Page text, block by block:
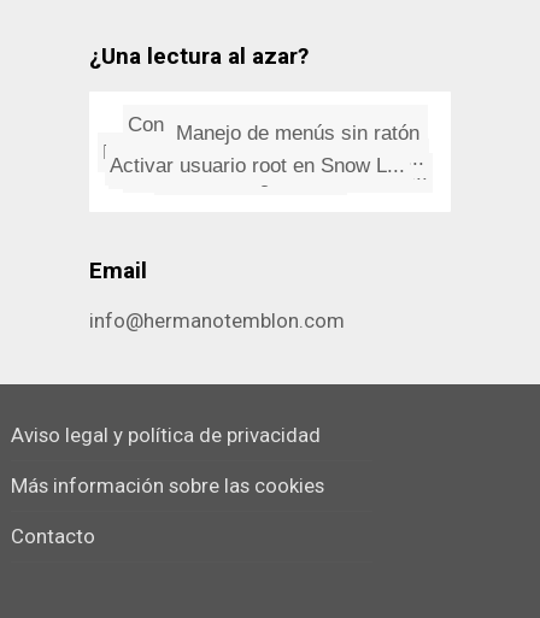
¿Una lectura al azar?
Paseando por Segovia
Poderoso caballero es don Petr...
Un caso de modestia patológic...
Internet en el año 2025
Ley de Murphy: un poco de hist...
Overburning en Mac
Descifrando el número de seri...
Con la botella de agua pegada ...
Activar usuario root en Snow L...
Manejo de menús sin ratón
Email
info@hermanotemblon.com
Aviso legal y política de privacidad
Más información sobre las cookies
Contacto